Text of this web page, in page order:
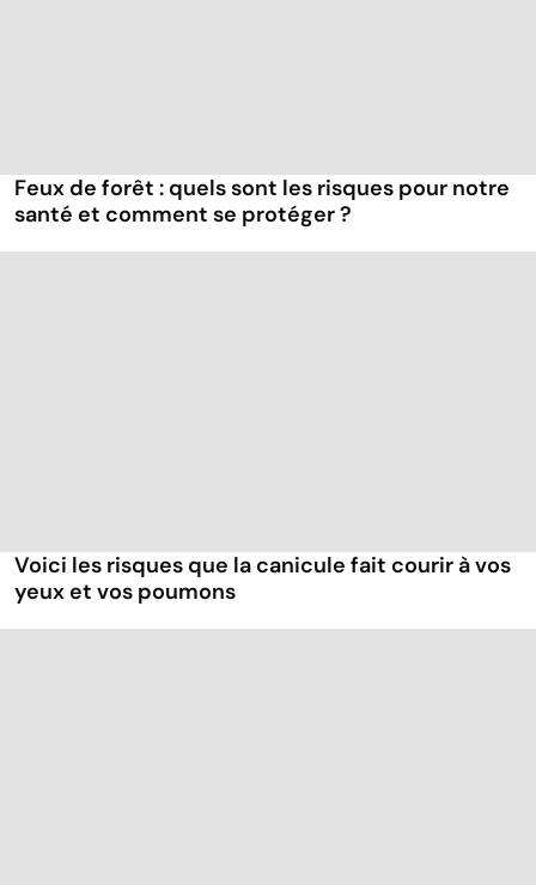
Feux de forêt : quels sont les risques pour notre
santé et comment se protéger ?
Voici les risques que la canicule fait courir à vos
yeux et vos poumons